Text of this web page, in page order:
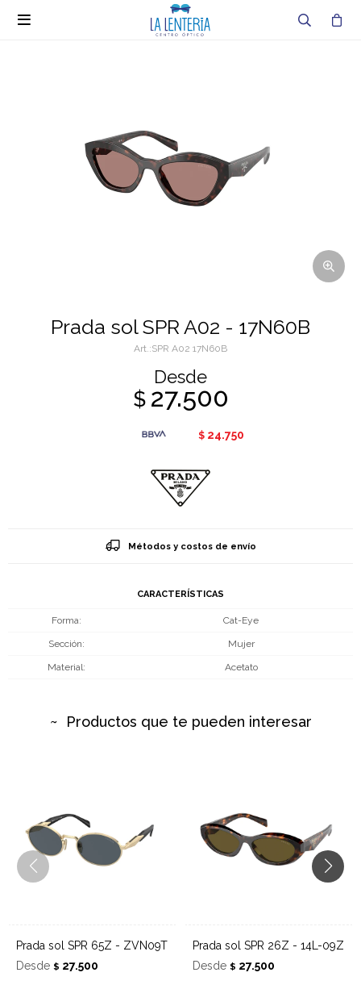

Prada sol SPR A02 - 17N60B
SPR A02 17N60B
Desde
$ 27.500
$ 24.750
Métodos y costos de envío
CARACTERÍSTICAS
Forma Cat-Eye
Sección Mujer
Material Acetato
Productos que te pueden interesar
Prada sol SPR 65Z - ZVN09T
Desde $ 27.500
Prada sol SPR 26Z - 14L-09Z
Desde $ 27.500